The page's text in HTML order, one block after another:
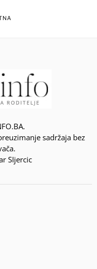
sadržaja bez
SIjercic